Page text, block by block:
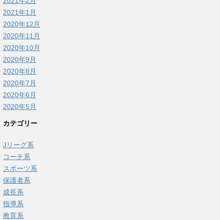
2021年1月
2020年12月
2020年11月
2020年10月
2020年9月
2020年8月
2020年7月
2020年6月
2020年5月
カテゴリー
Jリーグ系
コーチ系
スポーツ系
保護者系
成長系
指導系
教育系